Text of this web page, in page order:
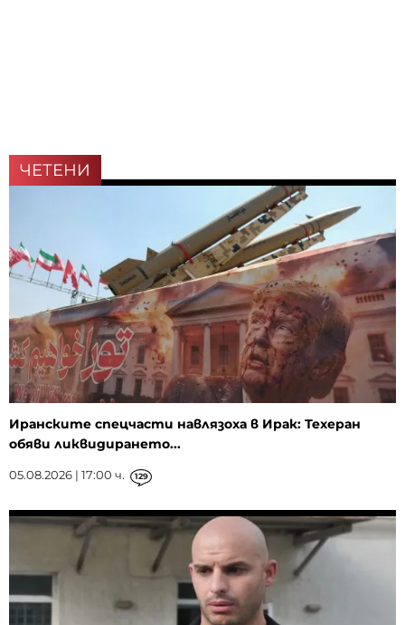
ЧЕТЕНИ
Иранските спецчасти навлязоха в Ирак: Техеран
обяви ликвидирането...
05.08.2026 | 17:00 ч. 129